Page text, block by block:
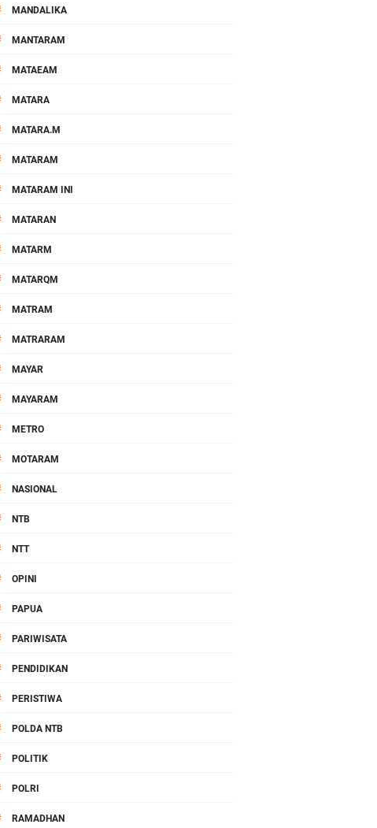
MANDALIKA
MANTARAM
MATAEAM
MATARA
MATARA.M
MATARAM
MATARAM INI
MATARAN
MATARM
MATARQM
MATRAM
MATRARAM
MAYAR
MAYARAM
METRO
MOTARAM
NASIONAL
NTB
NTT
OPINI
PAPUA
PARIWISATA
PENDIDIKAN
PERISTIWA
POLDA NTB
POLITIK
POLRI
RAMADHAN